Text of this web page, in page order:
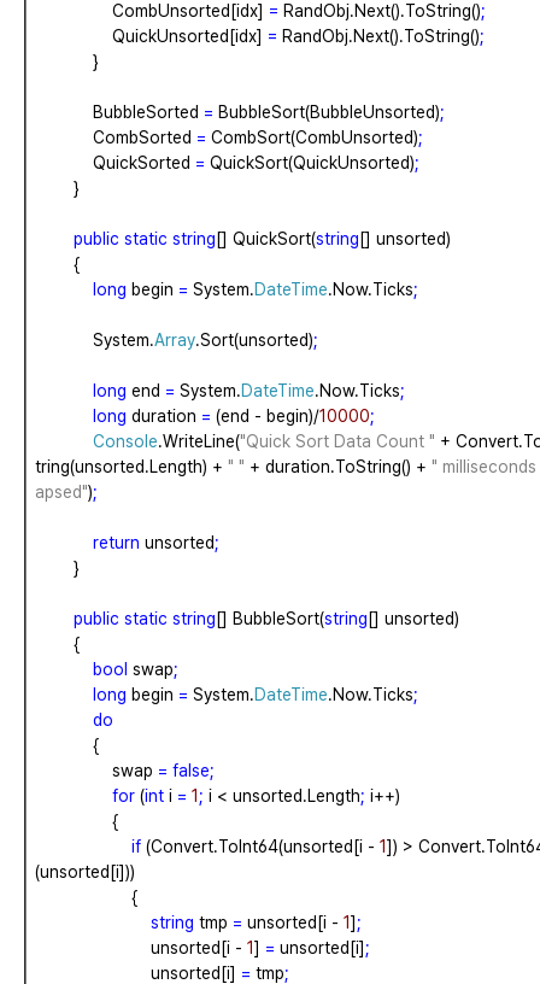
CombUnsorted[idx] = RandObj.Next().ToString();
QuickUnsorted[idx] = RandObj.Next().ToString();
}
BubbleSorted = BubbleSort(BubbleUnsorted);
CombSorted = CombSort(CombUnsorted);
QuickSorted = QuickSort(QuickUnsorted);
}
public static string [] QuickSort(string [] unsorted)
{
long begin = System.DateTime.Now.Ticks;
System.Array.Sort(unsorted);
long end = System.DateTime.Now.Ticks;
long duration = (end - begin)/10000;
Console.WriteLine("Quick Sort Data Count " +
tring(unsorted.Length) + " " + duration.ToString() + " milliseconds
apsed");
return unsorted;
}
public static string [] BubbleSort(string [] unsorted)
{
bool swap;
long begin = System.DateTime.Now.Ticks;
do
{
swap = false;
for (int i = 1 ; i < unsorted.Length; i++)
{
if (Convert.ToInt64(unsorted[i - 1]) >
(unsorted[i]))
{
string tmp = unsorted[i - 1] ;
unsorted[i - 1] = unsorted[i] ;
unsorted[i] = tmp;